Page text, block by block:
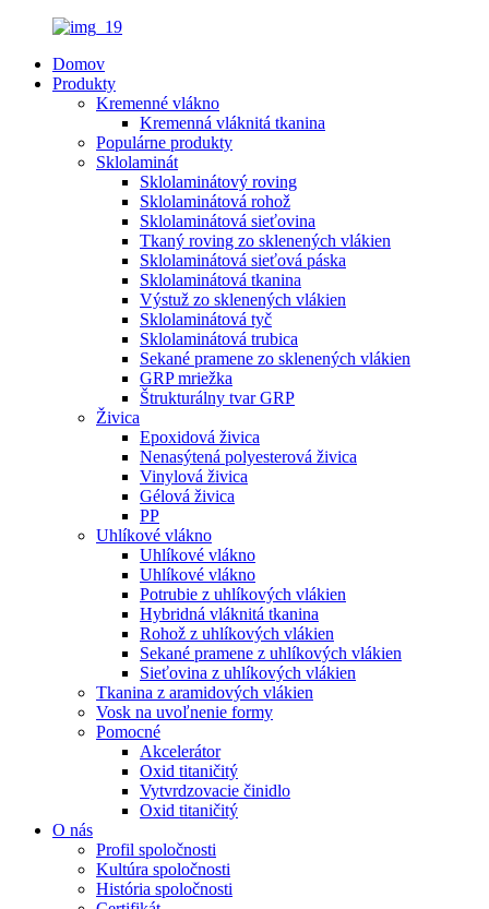
Domov
Produkty
Kremenné vlákno
Kremenná vláknitá tkanina
Populárne produkty
Sklolaminát
Sklolaminátový roving
Sklolaminátová rohož
Sklolaminátová sieťovina
Tkaný roving zo sklenených vlákien
Sklolaminátová sieťová páska
Sklolaminátová tkanina
Výstuž zo sklenených vlákien
Sklolaminátová tyč
Sklolaminátová trubica
Sekané pramene zo sklenených vlákien
GRP mriežka
Štrukturálny tvar GRP
Živica
Epoxidová živica
Nenasýtená polyesterová živica
Vinylová živica
Gélová živica
PP
Uhlíkové vlákno
Uhlíkové vlákno
Uhlíkové vlákno
Potrubie z uhlíkových vlákien
Hybridná vláknitá tkanina
Rohož z uhlíkových vlákien
Sekané pramene z uhlíkových vlákien
Sieťovina z uhlíkových vlákien
Tkanina z aramidových vlákien
Vosk na uvoľnenie formy
Pomocné
Akcelerátor
Oxid titaničitý
Vytvrdzovacie činidlo
Oxid titaničitý
O nás
Profil spoločnosti
Kultúra spoločnosti
História spoločnosti